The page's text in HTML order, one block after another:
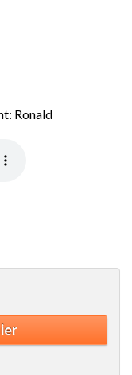
Ronald